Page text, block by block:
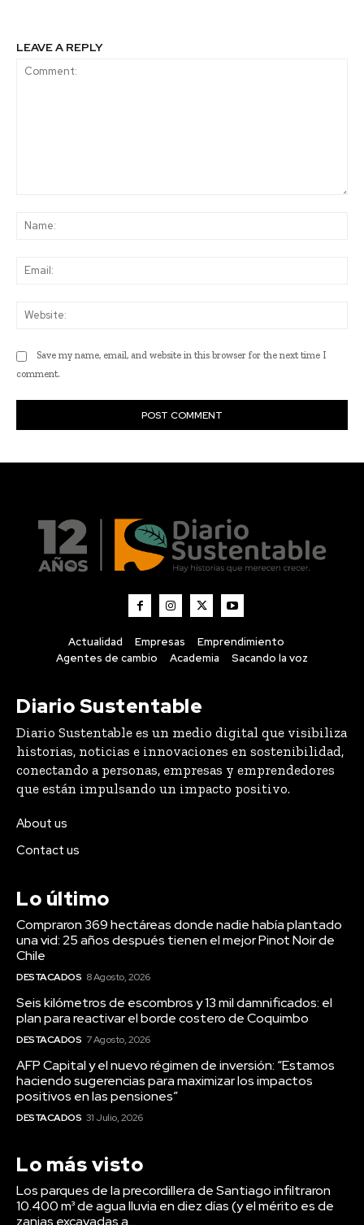
Actualidad Empresas
Emprendimiento
Agentes de cambio
Academia Sacando la voz
Diario Sustentable
Diario Sustentable es un medio digital que visibiliza
historias, noticias e innovaciones en sostenibilidad,
conectando a personas, empresas y emprendedores
que están impulsando un impacto positivo.
About us
Contact us
Lo último
Compraron 369 hectáreas donde nadie había plantado
una vid: 25 años después tienen el mejor Pinot Noir de
Chile
DESTACADOS 8 Agosto, 2026
Seis kilómetros de escombros y 13 mil damnificados: el
plan para reactivar el borde costero de Coquimbo
DESTACADOS 7 Agosto, 2026
AFP Capital y el nuevo régimen de inversión: “Estamos
haciendo sugerencias para maximizar los impactos
positivos en las pensiones”
DESTACADOS 31 Julio, 2026
Lo más visto
Los parques de la precordillera de Santiago infiltraron
10.400 m³ de agua lluvia en diez días (y el mérito es de